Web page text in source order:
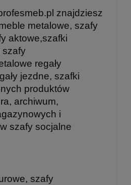
znajdziesz
metalowe, szafy
aktowe,szafki
szafy
regały
jezdne, szafki
produktów
archiwum,
i
szafy socjalne
szafy